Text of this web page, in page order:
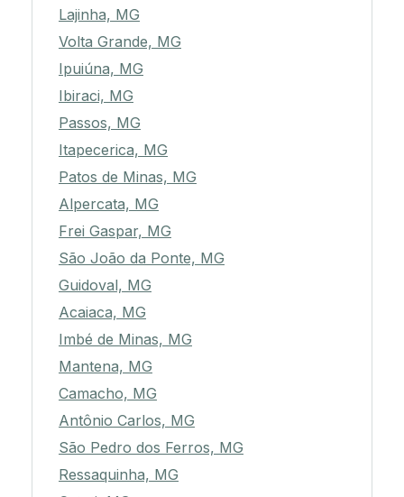
Lajinha, MG
Volta Grande, MG
Ipuiúna, MG
Ibiraci, MG
Passos, MG
Itapecerica, MG
Patos de Minas, MG
Alpercata, MG
Frei Gaspar, MG
São João da Ponte, MG
Guidoval, MG
Acaiaca, MG
Imbé de Minas, MG
Mantena, MG
Camacho, MG
Antônio Carlos, MG
São Pedro dos Ferros, MG
Ressaquinha, MG